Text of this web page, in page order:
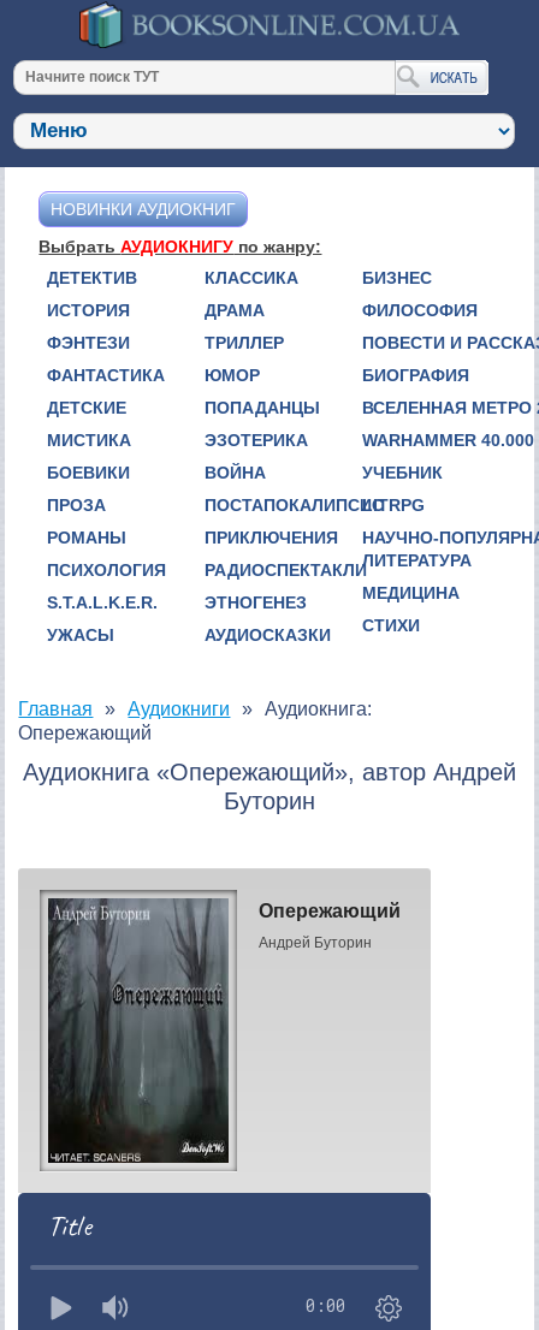
НОВИНКИ АУДИОКНИГ
ВыбратьАУДИОКНИГУ по жанру:
ДЕТЕКТИВ
ИСТОРИЯ
ФЭНТЕЗИ
ФАНТАСТИКА
ДЕТСКИЕ
МИСТИКА
БОЕВИКИ
ПРОЗА
РОМАНЫ
ПСИХОЛОГИЯ
S.T.A.L.K.E.R.
УЖАСЫ
КЛАССИКА
ДРАМА
ТРИЛЛЕР
ЮМОР
ПОПАДАНЦЫ
ЭЗОТЕРИКА
ВОЙНА
ПОСТАПОКАЛИПСИС
ПРИКЛЮЧЕНИЯ
РАДИОСПЕКТАКЛИ
ЭТНОГЕНЕЗ
АУДИОСКАЗКИ
БИЗНЕС
ФИЛОСОФИЯ
ПОВЕСТИ И
БИОГРАФИЯ
ВСЕЛЕННАЯ МЕТРО
WARHAMMER 40.000
УЧЕБНИК
LITRPG
НАУЧНО-
ЛИТЕРАТУРА
МЕДИЦИНА
СТИХИ
Главная Аудиокниги
Аудиокнига:
Опережающий
Аудиокнига «Опережающий», автор Андрей
Буторин
Опережающий
Андрей Буторин
Title
0:00